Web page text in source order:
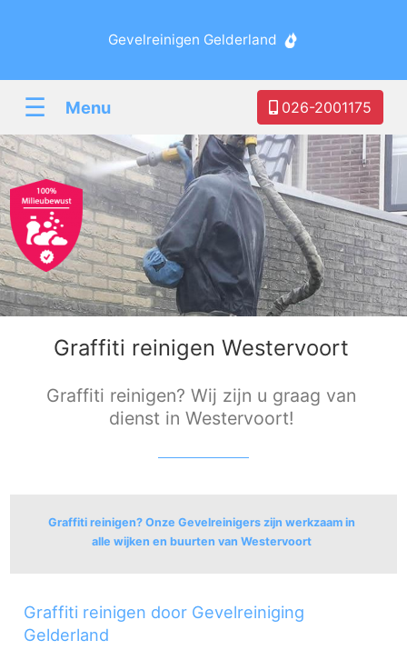
Gevelreinigen Gelderland
☰ Menu 026-2001175
Graffiti reinigen Westervoort
Graffiti reinigen? Wij zijn u graag van
dienst in Westervoort!
Graffiti reinigen? Onze Gevelreinigers zijn werkzaam in
alle wijken en buurten van Westervoort
Westervoort
Westervoort-Broeklanden
Graffiti reinigen door Gevelreiniging
Gelderland